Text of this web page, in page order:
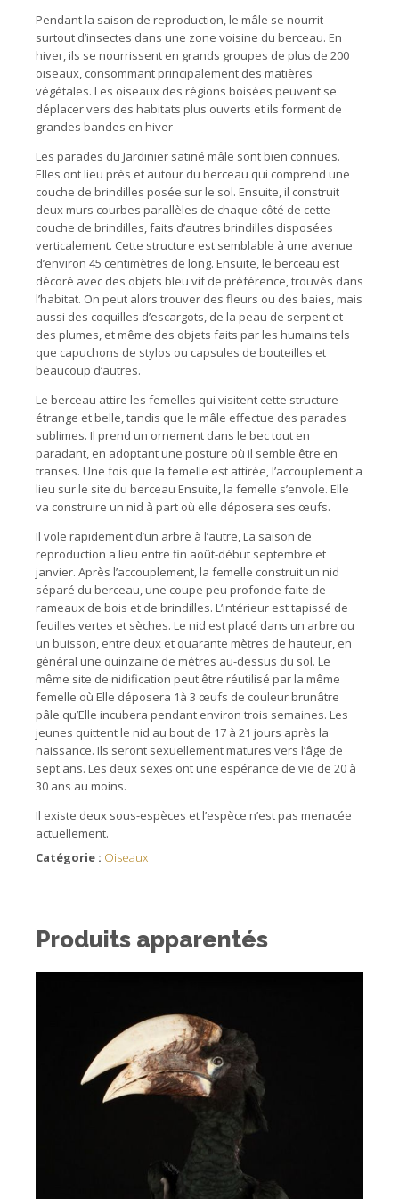
Pendant la saison de reproduction, le mâle se nourrit
surtout d’insectes dans une zone voisine du berceau. En
hiver, ils se nourrissent en grands groupes de plus de 200
oiseaux, consommant principalement des matières
végétales. Les oiseaux des régions boisées peuvent se
déplacer vers des habitats plus ouverts et ils forment de
grandes bandes en hiver
Les parades du Jardinier satiné mâle sont bien connues.
Elles ont lieu près et autour du berceau qui comprend une
couche de brindilles posée sur le sol. Ensuite, il construit
deux murs courbes parallèles de chaque côté de cette
couche de brindilles, faits d’autres brindilles disposées
verticalement. Cette structure est semblable à une avenue
d’environ 45 centimètres de long. Ensuite, le berceau est
décoré avec des objets bleu vif de préférence, trouvés dans
l’habitat. On peut alors trouver des fleurs ou des baies, mais
aussi des coquilles d’escargots, de la peau de serpent et
des plumes, et même des objets faits par les humains tels
que capuchons de stylos ou capsules de bouteilles et
beaucoup d’autres.
Le berceau attire les femelles qui visitent cette structure
étrange et belle, tandis que le mâle effectue des parades
sublimes. Il prend un ornement dans le bec tout en
paradant, en adoptant une posture où il semble être en
transes. Une fois que la femelle est attirée, l’accouplement a
lieu sur le site du berceau Ensuite, la femelle s’envole. Elle
va construire un nid à part où elle déposera ses œufs.
Il vole rapidement d’un arbre à l’autre, La saison de
reproduction a lieu entre fin août-début septembre et
janvier. Après l’accouplement, la femelle construit un nid
séparé du berceau, une coupe peu profonde faite de
rameaux de bois et de brindilles. L’intérieur est tapissé de
feuilles vertes et sèches. Le nid est placé dans un arbre ou
un buisson, entre deux et quarante mètres de hauteur, en
général une quinzaine de mètres au-dessus du sol. Le
même site de nidification peut être réutilisé par la même
femelle où Elle déposera 1à 3 œufs de couleur brunâtre
pâle qu’Elle incubera pendant environ trois semaines. Les
jeunes quittent le nid au bout de 17 à 21 jours après la
naissance. Ils seront sexuellement matures vers l’âge de
sept ans. Les deux sexes ont une espérance de vie de 20 à
30 ans au moins.
Il existe deux sous-espèces et l’espèce n’est pas menacée
actuellement.
Catégorie : Oiseaux
Produits apparentés